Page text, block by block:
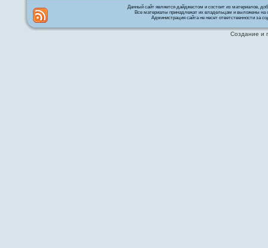
Данный сайт является дайджестом и состоит из материалов,
Все материалы принадлежат их владельцам и выложены на
Администрация сайта не несет ответственности за
Создание и